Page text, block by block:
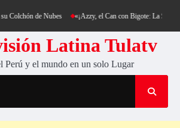
de Nubes «¡Azzy, el Can con Bigote: La Sensación
Latina Tulatv
Perú y el mundo en un solo Lugar